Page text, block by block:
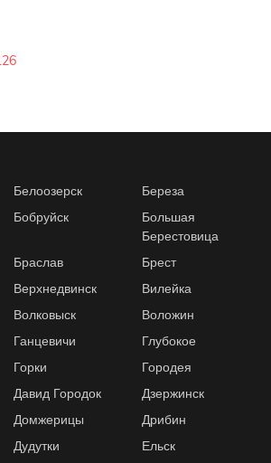
Белоозерск
Береза
Бобруйск
Большая
Берестовица
Браслав
Брест
Верхнедвинск
Вилейка
Волковыск
Воложин
Ганцевичи
Глубокое
Горки
Городея
Давид Городок
Дзержинск
Домжерицы
Дрибин
Дудутки
Ельск